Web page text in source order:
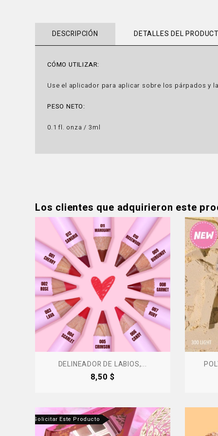
DESCRIPCIÓN DETALLES DEL
CÓMO UTILIZAR:
Use el aplicador para aplicar sobre los párpados y
PESO NETO:
0.1 fl. onza / 3ml
Los clientes que adquirieron este
DELINEADOR DE LABIOS,...
Precio
8,50 $
Para Solicitar Este Producto